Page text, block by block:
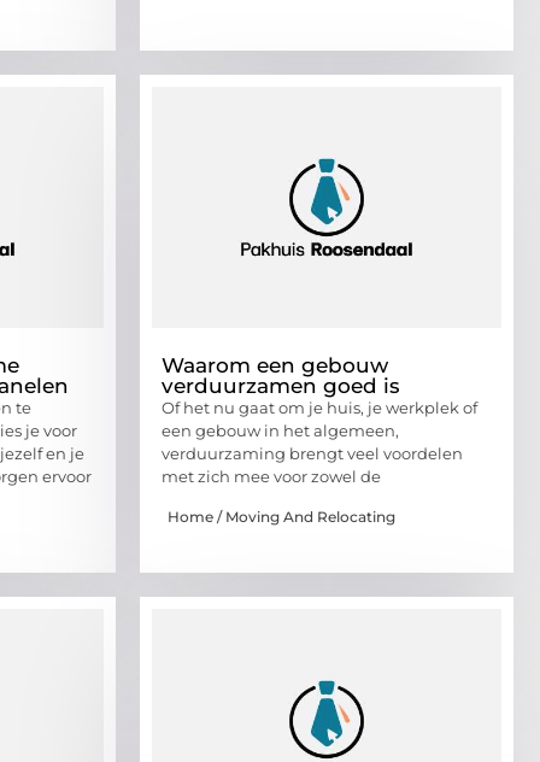
te
je voor
en je
ervoor
Waarom een gebouw
verduurzamen goed is
Of het nu gaat om je huis, je werkplek of
een gebouw in het algemeen,
verduurzaming brengt veel voordelen
met zich mee voor zowel de
Home / Moving And Relocating